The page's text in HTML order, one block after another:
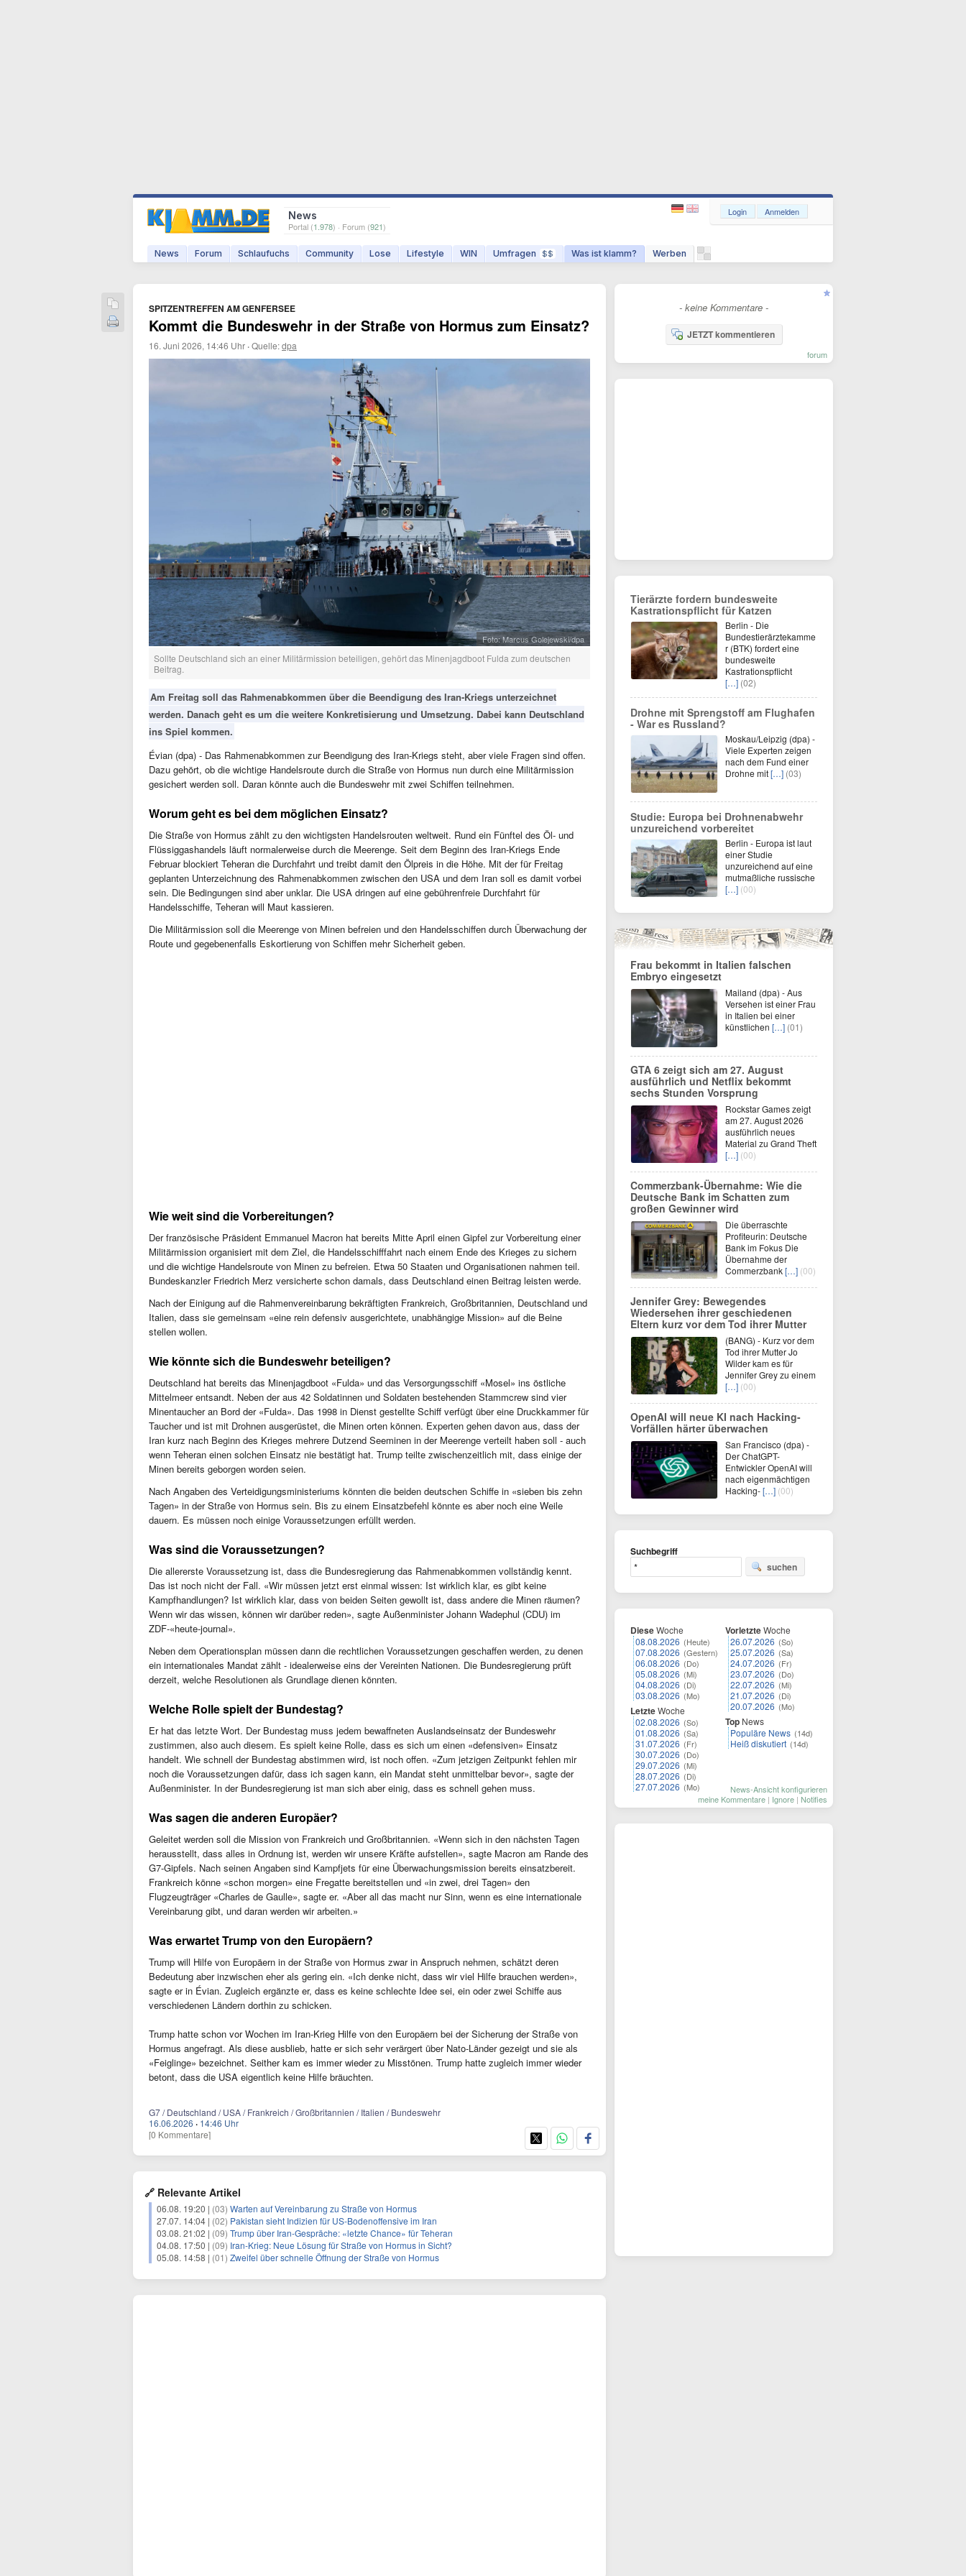
News
Portal (1.978) · Forum (921)
News Forum Schlaufuchs Community Lose Lifestyle WIN Umfragen $$ Was ist klamm? Werben
Login Anmelden
SPITZENTREFFEN AM GENFERSEE
Kommt die Bundeswehr in der Straße von Hormus zum Einsatz?
16. Juni 2026, 14:46 Uhr ·Quelle:dpa
Foto: Marcus Golejewski/dpa
Sollte Deutschland sich an einer Militärmission beteiligen, gehört das Minenjagdboot Fulda zum deutschen
Beitrag.
Am Freitag soll das Rahmenabkommen über die Beendigung des Iran-Kriegs unterzeichnet
werden. Danach geht es um die weitere Konkretisierung und Umsetzung. Dabei kann Deutschland
ins Spiel kommen.
Évian (dpa) - Das Rahmenabkommen zur Beendigung des Iran-Kriegs steht, aber viele Fragen sind offen.
Dazu gehört, ob die wichtige Handelsroute durch die Straße von Hormus nun durch eine Militärmission
gesichert werden soll. Daran könnte auch die Bundeswehr mit zwei Schiffen teilnehmen.
Worum geht es bei dem möglichen Einsatz?
Die Straße von Hormus zählt zu den wichtigsten Handelsrouten weltweit. Rund ein Fünftel des Öl- und
Flüssiggashandels läuft normalerweise durch die Meerenge. Seit dem Beginn des Iran-Kriegs Ende
Februar blockiert Teheran die Durchfahrt und treibt damit den Ölpreis in die Höhe. Mit der für Freitag
geplanten Unterzeichnung des Rahmenabkommen zwischen den USA und dem Iran soll es damit vorbei
sein. Die Bedingungen sind aber unklar. Die USA dringen auf eine gebührenfreie Durchfahrt für
Handelsschiffe, Teheran will Maut kassieren.
Die Militärmission soll die Meerenge von Minen befreien und den Handelsschiffen durch Überwachung der
Route und gegebenenfalls Eskortierung von Schiffen mehr Sicherheit geben.
Wie weit sind die Vorbereitungen?
Der französische Präsident Emmanuel Macron hat bereits Mitte April einen Gipfel zur Vorbereitung einer
Militärmission organisiert mit dem Ziel, die Handelsschifffahrt nach einem Ende des Krieges zu sichern
und die wichtige Handelsroute von Minen zu befreien. Etwa 50 Staaten und Organisationen nahmen teil.
Bundeskanzler Friedrich Merz versicherte schon damals, dass Deutschland einen Beitrag leisten werde.
Nach der Einigung auf die Rahmenvereinbarung bekräftigten Frankreich, Großbritannien, Deutschland und
Italien, dass sie gemeinsam «eine rein defensiv ausgerichtete, unabhängige Mission» auf die Beine
stellen wollen.
Wie könnte sich die Bundeswehr beteiligen?
Deutschland hat bereits das Minenjagdboot «Fulda» und das Versorgungsschiff «Mosel» ins östliche
Mittelmeer entsandt. Neben der aus 42 Soldatinnen und Soldaten bestehenden Stammcrew sind vier
Minentaucher an Bord der «Fulda». Das 1998 in Dienst gestellte Schiff verfügt über eine Druckkammer für
Taucher und ist mit Drohnen ausgerüstet, die Minen orten können. Experten gehen davon aus, dass der
Iran kurz nach Beginn des Krieges mehrere Dutzend Seeminen in der Meerenge verteilt haben soll - auch
wenn Teheran einen solchen Einsatz nie bestätigt hat. Trump teilte zwischenzeitlich mit, dass einige der
Minen bereits geborgen worden seien.
Nach Angaben des Verteidigungsministeriums könnten die beiden deutschen Schiffe in «sieben bis zehn
Tagen» in der Straße von Hormus sein. Bis zu einem Einsatzbefehl könnte es aber noch eine Weile
dauern. Es müssen noch einige Voraussetzungen erfüllt werden.
Was sind die Voraussetzungen?
Die allererste Voraussetzung ist, dass die Bundesregierung das Rahmenabkommen vollständig kennt.
Das ist noch nicht der Fall. «Wir müssen jetzt erst einmal wissen: Ist wirklich klar, es gibt keine
Kampfhandlungen? Ist wirklich klar, dass von beiden Seiten gewollt ist, dass andere die Minen räumen?
Wenn wir das wissen, können wir darüber reden», sagte Außenminister Johann Wadephul (CDU) im
ZDF-«heute-journal».
Neben dem Operationsplan müssen dann die rechtlichen Voraussetzungen geschaffen werden, zu denen
ein internationales Mandat zählt - idealerweise eins der Vereinten Nationen. Die Bundesregierung prüft
derzeit, welche Resolutionen als Grundlage dienen könnten.
Welche Rolle spielt der Bundestag?
Er hat das letzte Wort. Der Bundestag muss jedem bewaffneten Auslandseinsatz der Bundeswehr
zustimmen, also auch diesem. Es spielt keine Rolle, dass es sich um einen «defensiven» Einsatz
handelt. Wie schnell der Bundestag abstimmen wird, ist noch offen. «Zum jetzigen Zeitpunkt fehlen mir
noch die Voraussetzungen dafür, dass ich sagen kann, ein Mandat steht unmittelbar bevor», sagte der
Außenminister. In der Bundesregierung ist man sich aber einig, dass es schnell gehen muss.
Was sagen die anderen Europäer?
Geleitet werden soll die Mission von Frankreich und Großbritannien. «Wenn sich in den nächsten Tagen
herausstellt, dass alles in Ordnung ist, werden wir unsere Kräfte aufstellen», sagte Macron am Rande des
G7-Gipfels. Nach seinen Angaben sind Kampfjets für eine Überwachungsmission bereits einsatzbereit.
Frankreich könne «schon morgen» eine Fregatte bereitstellen und «in zwei, drei Tagen» den
Flugzeugträger «Charles de Gaulle», sagte er. «Aber all das macht nur Sinn, wenn es eine internationale
Vereinbarung gibt, und daran werden wir arbeiten.»
Was erwartet Trump von den Europäern?
Trump will Hilfe von Europäern in der Straße von Hormus zwar in Anspruch nehmen, schätzt deren
Bedeutung aber inzwischen eher als gering ein. «Ich denke nicht, dass wir viel Hilfe brauchen werden»,
sagte er in Évian. Zugleich ergänzte er, dass es keine schlechte Idee sei, ein oder zwei Schiffe aus
verschiedenen Ländern dorthin zu schicken.
Trump hatte schon vor Wochen im Iran-Krieg Hilfe von den Europäern bei der Sicherung der Straße von
Hormus angefragt. Als diese ausblieb, hatte er sich sehr verärgert über Nato-Länder gezeigt und sie als
«Feiglinge» bezeichnet. Seither kam es immer wieder zu Misstönen. Trump hatte zugleich immer wieder
betont, dass die USA eigentlich keine Hilfe bräuchten.
G7 / Deutschland / USA / Frankreich / Großbritannien / Italien / Bundeswehr
16.06.2026 · 14:46 Uhr
[0 Kommentare]
🔗 Relevante Artikel
06.08. 19:20 | (03) Warten auf Vereinbarung zu Straße von Hormus
27.07. 14:04 | (02) Pakistan sieht Indizien für US-Bodenoffensive im Iran
03.08. 21:02 | (09) Trump über Iran-Gespräche: «letzte Chance» für Teheran
04.08. 17:50 | (09) Iran-Krieg: Neue Lösung für Straße von Hormus in Sicht?
05.08. 14:58 | (01) Zweifel über schnelle Öffnung der Straße von Hormus
- keine Kommentare -
JETZT kommentieren
forum
Tierärzte fordern bundesweite
Kastrationspflicht für Katzen
Berlin - Die
Bundestierärztekamme
r (BTK) fordert eine
bundesweite
Kastrationspflicht
[…] (02)
Drohne mit Sprengstoff am Flughafen
- War es Russland?
Moskau/Leipzig (dpa) -
Viele Experten zeigen
nach dem Fund einer
Drohne mit[…] (03)
Studie: Europa bei Drohnenabwehr
unzureichend vorbereitet
Berlin - Europa ist laut
einer Studie
unzureichend auf eine
mutmaßliche russische
[…] (00)
Frau bekommt in Italien falschen
Embryo eingesetzt
Mailand (dpa) - Aus
Versehen ist einer Frau
in Italien bei einer
künstlichen […] (01)
GTA 6 zeigt sich am 27. August
ausführlich und Netflix bekommt
sechs Stunden Vorsprung
Rockstar Games zeigt
am 27. August 2026
ausführlich neues
Material zu Grand Theft
[…] (00)
Commerzbank-Übernahme: Wie die
Deutsche Bank im Schatten zum
großen Gewinner wird
Die überraschte
Profiteurin: Deutsche
Bank im Fokus Die
Übernahme der
Commerzbank[…] (00)
Jennifer Grey: Bewegendes
Wiedersehen ihrer geschiedenen
Eltern kurz vor dem Tod ihrer Mutter
(BANG) - Kurz vor dem
Tod ihrer Mutter Jo
Wilder kam es für
Jennifer Grey zu einem
[…] (00)
OpenAI will neue KI nach Hacking-
Vorfällen härter überwachen
San Francisco (dpa) -
Der ChatGPT-
Entwickler OpenAI will
nach eigenmächtigen
Hacking-[…] (00)
Suchbegriff
suchen
DieseWoche
08.08.2026 (Heute)
07.08.2026 (Gestern)
06.08.2026 (Do)
05.08.2026 (Mi)
04.08.2026 (Di)
03.08.2026 (Mo)
LetzteWoche
02.08.2026 (So)
01.08.2026 (Sa)
31.07.2026 (Fr)
30.07.2026 (Do)
29.07.2026 (Mi)
28.07.2026 (Di)
27.07.2026 (Mo)
VorletzteWoche
26.07.2026 (So)
25.07.2026 (Sa)
24.07.2026 (Fr)
23.07.2026 (Do)
22.07.2026 (Mi)
21.07.2026 (Di)
20.07.2026 (Mo)
Top News
Populäre News (14d)
Heiß diskutiert (14d)
News-Ansicht konfigurieren
meine Kommentare | Ignore | Notifies